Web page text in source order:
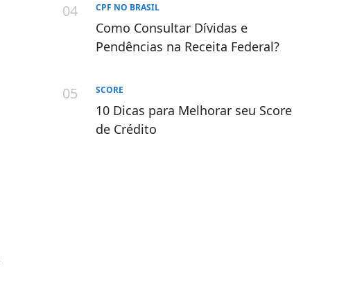
CPF NO BRASIL
Como Consultar Dívidas e
Pendências na Receita Federal?
SCORE
10 Dicas para Melhorar seu Score
de Crédito